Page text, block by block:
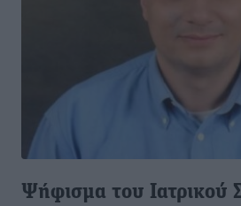
Ψήφισμα του Ιατρικού